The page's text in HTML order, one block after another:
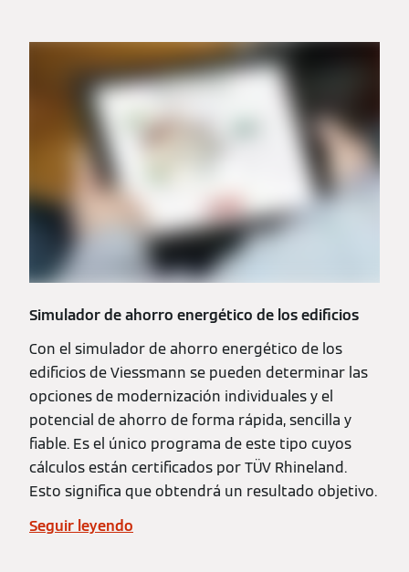
Simulador de ahorro energético de los edificios
Con el simulador de ahorro energético de los
edificios de Viessmann se pueden determinar las
opciones de modernización individuales y el
potencial de ahorro de forma rápida, sencilla y
fiable. Es el único programa de este tipo cuyos
cálculos están certificados por TÜV Rhineland.
Esto significa que obtendrá un resultado objetivo.
Seguir leyendo